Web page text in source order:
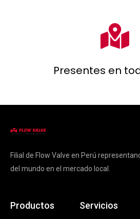
Presentes en
Filial de Flow Valve en Perú
del mundo en el mercado local.
Productos Servicios